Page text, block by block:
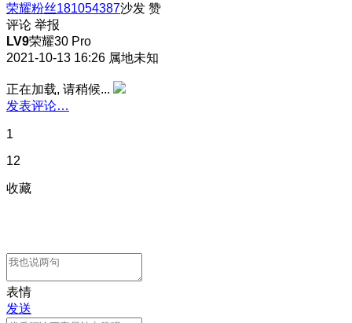
荣耀粉丝181054387沙发 赞
评论 举报
LV9荣耀30 Pro
2021-10-13 16:26 属地未知
正在加载, 请稍候...
发表评论…
1
12
收藏
表情
发送